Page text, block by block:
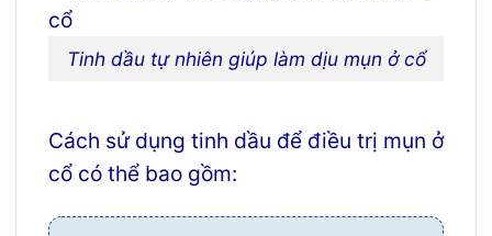
Tinh dầu tự nhiên giúp làm dịu mụn ở cổ
Cách sử dụng tinh dầu để điều trị mụn ở
cổ có thể bao gồm: